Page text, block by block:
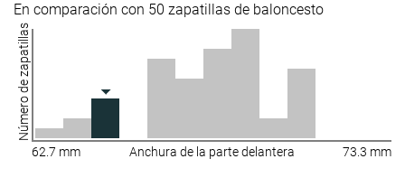
En comparación con 50 zapatillas de baloncesto
Número de zapatillas
62.7 mm Anchura de la parte delantera 73.3 mm